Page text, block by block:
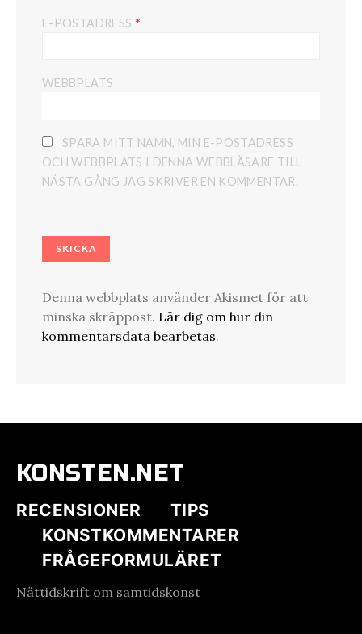
E-POSTADRESS *
WEBBPLATS
SPARA MITT NAMN, MIN E-POSTADRESS
OCH WEBBPLATS I DENNA WEBBLÄSARE TILL
NÄSTA GÅNG JAG SKRIVER EN KOMMENTAR.
Denna webbplats använder Akismet för att
minska skräppost. Lär dig om hur din
kommentarsdata bearbetas.
KONSTEN.NET
RECENSIONER
TIPS
KONSTKOMMENTARER
FRÅGEFORMULÄRET
Nättidskrift om samtidskonst